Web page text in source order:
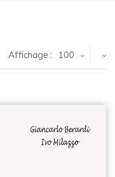
Affichage : 100